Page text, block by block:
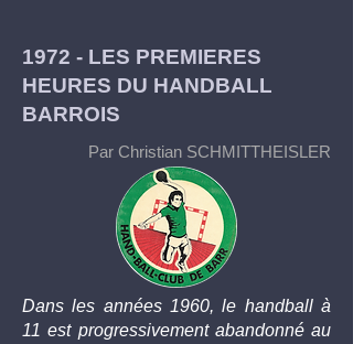
1972 - LES PREMIERES
HEURES DU HANDBALL
BARROIS
Par Christian SCHMITTHEISLER
Dans les années 1960, le handball à
11 est progressivement abandonné au